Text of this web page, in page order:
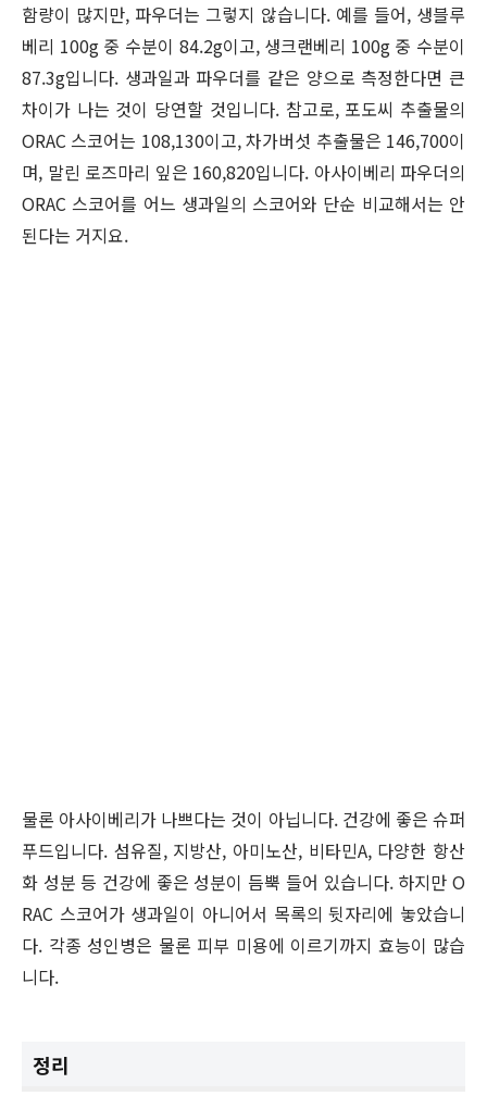
함량이 많지만, 파우더는 그렇지 않습니다. 예를 들어, 생블루
베리 100g 중 수분이 84.2g이고, 생크랜베리 100g 중 수분이
87.3g입니다. 생과일과 파우더를 같은 양으로 측정한다면 큰
차이가 나는 것이 당연할 것입니다. 참고로, 포도씨 추출물의
ORAC 스코어는 108,130이고, 차가버섯 추출물은 146,700이
며, 말린 로즈마리 잎은 160,820입니다. 아사이베리 파우더의
ORAC 스코어를 어느 생과일의 스코어와 단순 비교해서는 안
된다는 거지요.
물론 아사이베리가 나쁘다는 것이 아닙니다. 건강에 좋은 슈퍼
푸드입니다. 섬유질, 지방산, 아미노산, 비타민A, 다양한 항산
화 성분 등 건강에 좋은 성분이 듬뿍 들어 있습니다. 하지만 O
RAC 스코어가 생과일이 아니어서 목록의 뒷자리에 놓았습니
다. 각종 성인병은 물론 피부 미용에 이르기까지 효능이 많습
니다.
정리